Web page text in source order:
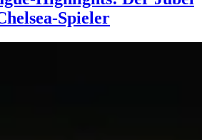
Spieler